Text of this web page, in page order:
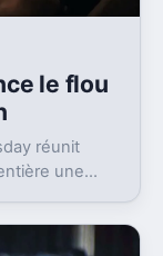
le flou
réunit
une